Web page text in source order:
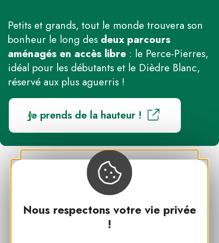
Nous respectons votre vie privée
!
Petits et grands, tout le monde trouvera son
bonheur le long des deux parcours
aménagés en accès libre : le Perce-Pierres,
idéal pour les débutants et le Dièdre Blanc,
réservé aux plus aguerris !
Je prends de la hauteur !
A découvrir également